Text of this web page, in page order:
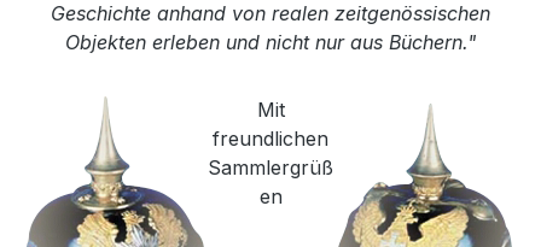
Geschichte anhand von realen zeitgenössischen
Objekten erleben und nicht nur aus Büchern."
Mit
freundlichen
Sammlergrüß
en